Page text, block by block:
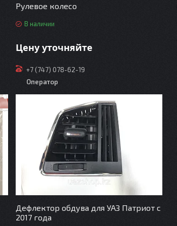
Рулевое колесо
В наличии
Цену уточняйте
+7 (747) 078-62-19
Оператор
Дефлектор обдува для УАЗ Патриот с
2017 года